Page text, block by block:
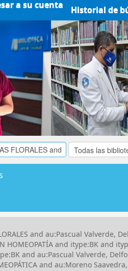
a su cuenta Historial de
and au:Pascual Valverde,
HOMEOPATÍA and itype:BK and
and au:Pascual Valverde,
and au:Moreno